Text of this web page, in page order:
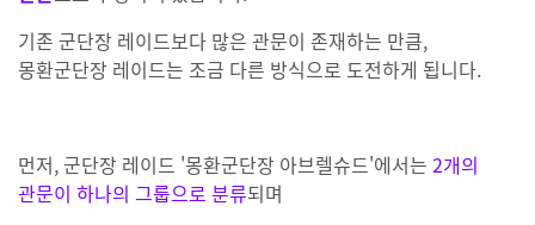
기존 군단장 레이드보다 많은 관문이 존재하는 만큼,
몽환군단장 레이드는 조금 다른 방식으로 도전하게 됩니다.
먼저, 군단장 레이드 '몽환군단장 아브렐슈드'에서는 2개의
관문이 하나의 그룹으로 분류되며